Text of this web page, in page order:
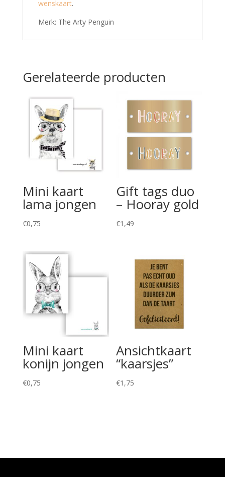
wenskaart.
Merk: The Arty Penguin
Gerelateerde producten
Mini kaart
lama jongen
€0,75
Gift tags duo
– Hooray gold
€1,49
Mini kaart
konijn jongen
€0,75
Ansichtkaart
“kaarsjes”
€1,75